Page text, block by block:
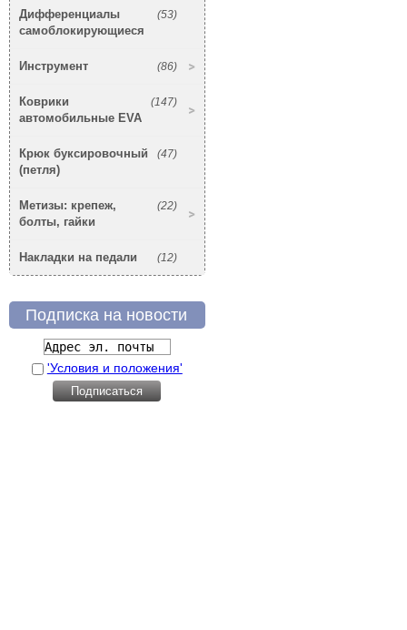
(53)
Дифференциалы
самоблокирующиеся
(86)
Инструмент
(147)
Коврики
автомобильные EVA
(47)
Крюк буксировочный
(петля)
(22)
Метизы: крепеж,
болты, гайки
(12)
Накладки на педали
Подписка на новости
'Условия и положения'